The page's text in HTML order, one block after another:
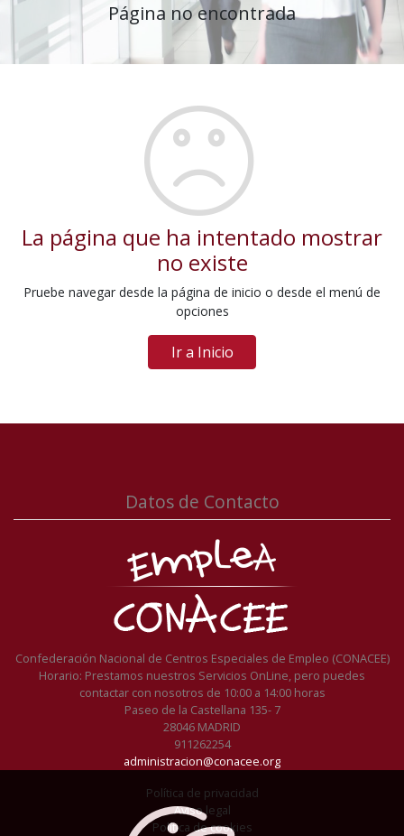
Página no encontrada
La página que ha intentado mostrar
no existe
Pruebe navegar desde la página de inicio o desde el menú de
opciones
Ir a Inicio
Datos de Contacto
Confederación Nacional de Centros Especiales de Empleo (CONACEE)
Horario: Prestamos nuestros Servicios OnLine, pero puedes
contactar con nosotros de 10:00 a 14:00 horas
Paseo de la Castellana 135- 7
28046 MADRID
911262254
administracion@conacee.org
Política de privacidad
Aviso legal
Política de cookies